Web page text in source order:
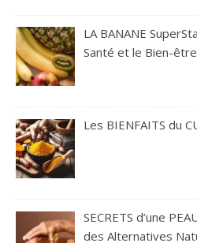
LA BANANE
Santé et le Bien-
Les BIENFAITS du
SECRETS d’une
des Alternatives